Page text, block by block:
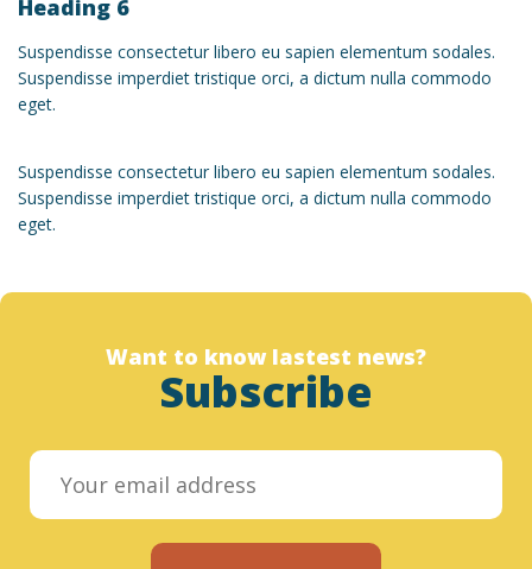
Heading 6
Suspendisse consectetur libero eu sapien elementum sodales.
Suspendisse imperdiet tristique orci, a dictum nulla commodo
eget.
Suspendisse consectetur libero eu sapien elementum sodales.
Suspendisse imperdiet tristique orci, a dictum nulla commodo
eget.
Want to know lastest news?
Subscribe
Designed by christchurchfinearts